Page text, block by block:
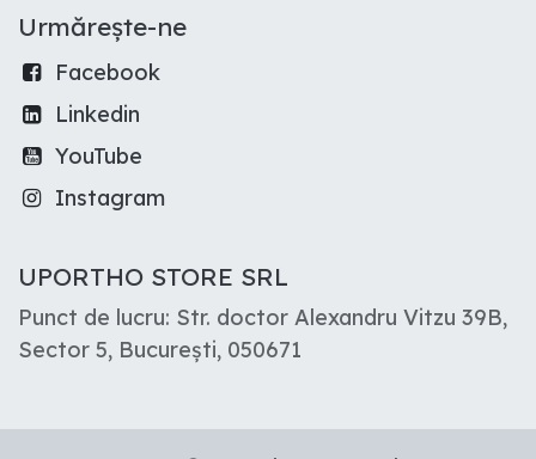
Urmărește-ne
Facebook
Linkedin
YouTube
Instagram
UPORTHO STORE SRL
Punct de lucru: Str. doctor Alexandru Vitzu 39B,
Sector 5, București, 050671